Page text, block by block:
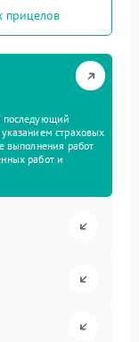
прицелов
последующий
страховых
выполнения работ
работ и